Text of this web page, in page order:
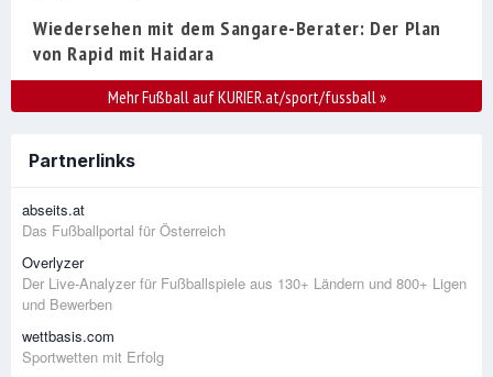
Wiedersehen mit dem Sangare-Berater: Der Plan
von Rapid mit Haidara
Mehr Fußball auf KURIER.at/sport/fussball»
Partnerlinks
abseits.at
Das Fußballportal für Österreich
Overlyzer
Der Live-Analyzer für Fußballspiele aus 130+ Ländern und 800+ Ligen
und Bewerben
wettbasis.com
Sportwetten mit Erfolg